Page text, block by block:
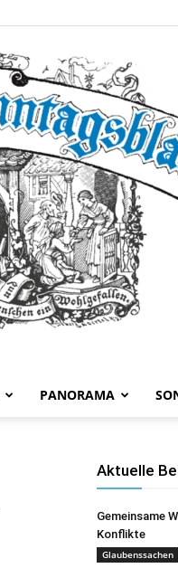
PANORAMA
Aktuelle
Gemeinsame
Konflikte
Glaubenssachen